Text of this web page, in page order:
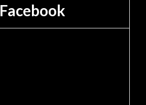
Facebook